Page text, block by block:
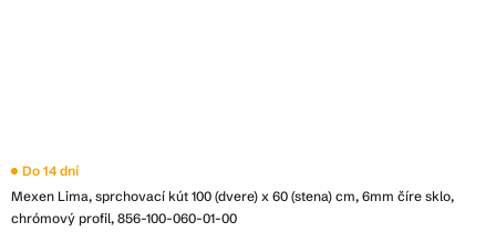
Mexen Lima, sprchovací kút 100 (dvere) x 60 (stena) cm, 6mm číre sklo,
chrómový profil, 856-100-060-01-00
Do 14 dní